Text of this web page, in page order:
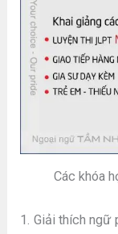
Các khóa
1. Giải thích ngữ